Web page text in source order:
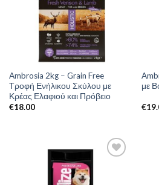
Ambrosia 2kg – Grain Free
Τροφή Ενήλικου Σκύλου με
Κρέας Ελαφιού και Πρόβειο
€18.00
με
€